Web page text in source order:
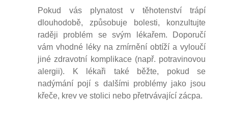
Pokud vás plynatost v těhotenství trápí
dlouhodobě, způsobuje bolesti, konzultujte
raději problém se svým lékařem. Doporučí
vám vhodné léky na zmírnění obtíží a vyloučí
jiné zdravotní komplikace (např. potravinovou
alergii). K lékaři také běžte, pokud se
nadýmání pojí s dalšími problémy jako jsou
křeče, krev ve stolici nebo přetrvávající zácpa.